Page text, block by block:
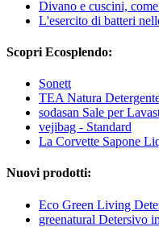
Divano e cuscini,
L'esercito di batteri
Scopri Ecosplendo:
Sonett
TEA Natura
sodasan Sale per
vejibag - Standard
La Corvette Sapone
Nuovi prodotti:
Eco Green Living
greenatural Detersivo